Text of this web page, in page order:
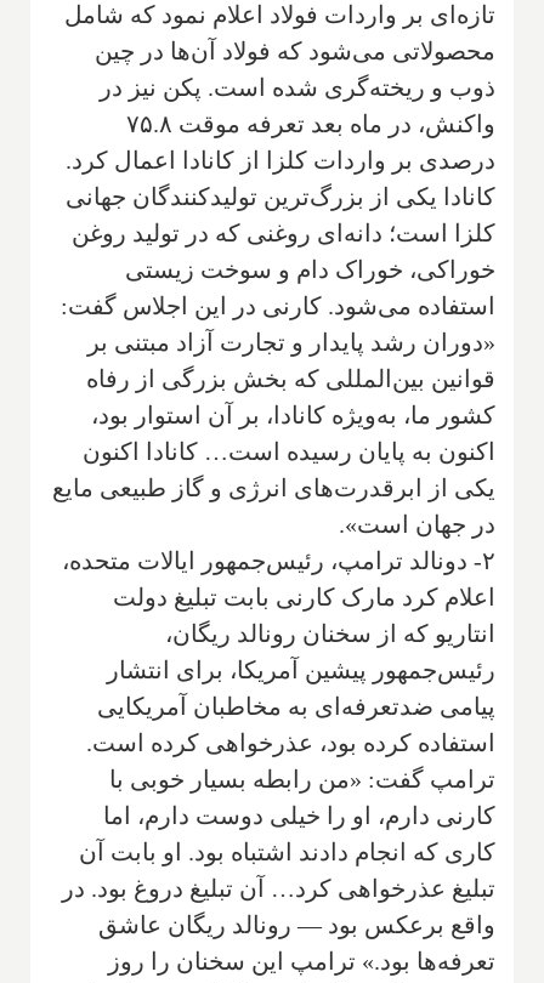
تازه‌ای بر واردات فولاد اعلام نمود که شامل
محصولاتی می‌شود که فولاد آن‌ها در چین
ذوب و ریخته‌گری شده است. پکن نیز در
واکنش، در ماه بعد تعرفه موقت ۷۵.۸
درصدی بر واردات کلزا از کانادا اعمال کرد.
کانادا یکی از بزرگ‌ترین تولیدکنندگان جهانی
کلزا است؛ دانه‌ای روغنی که در تولید روغن
خوراکی، خوراک دام و سوخت زیستی
استفاده می‌شود. کارنی در این اجلاس گفت:
«دوران رشد پایدار و تجارت آزاد مبتنی بر
قوانین بین‌المللی که بخش بزرگی از رفاه
کشور ما، به‌ویژه کانادا، بر آن استوار بود،
اکنون به پایان رسیده است… کانادا اکنون
یکی از ابرقدرت‌های انرژی و گاز طبیعی مایع
در جهان است».
۲- دونالد ترامپ، رئیس‌جمهور ایالات متحده،
اعلام کرد مارک کارنی بابت تبلیغ دولت
انتاریو که از سخنان رونالد ریگان،
رئیس‌جمهور پیشین آمریکا، برای انتشار
پیامی ضدتعرفه‌ای به مخاطبان آمریکایی
استفاده کرده بود، عذرخواهی کرده است.
ترامپ گفت: «من رابطه بسیار خوبی با
کارنی دارم، او را خیلی دوست دارم، اما
کاری که انجام دادند اشتباه بود. او بابت آن
تبلیغ عذرخواهی کرد… آن تبلیغ دروغ بود. در
واقع برعکس بود — رونالد ریگان عاشق
تعرفه‌ها بود.» ترامپ این سخنان را روز